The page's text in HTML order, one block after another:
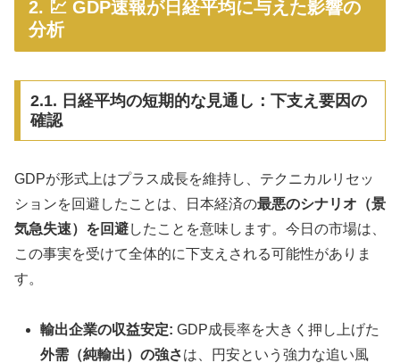
2. 💹 GDP速報が日経平均に与えた影響の
分析
2.1. 日経平均の短期的な見通し：下支え要因の
確認
GDPが形式上はプラス成長を維持し、テクニカルリセッ
ションを回避したことは、日本経済の最悪のシナリオ（景
気急失速）を回避したことを意味します。今日の市場は、
この事実を受けて全体的に下支えされる可能性がありま
す。
輸出企業の収益安定: GDP成長率を大きく押し上げた
外需（純輸出）の強さは、円安という強力な追い風